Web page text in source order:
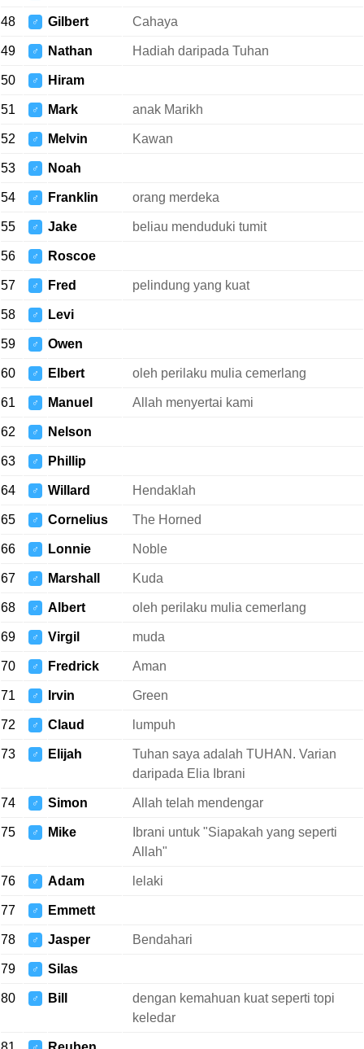
48 ♂ Gilbert Cahaya
49 ♂ Nathan Hadiah daripada Tuhan
50 ♂ Hiram
51 ♂ Mark anak Marikh
52 ♂ Melvin Kawan
53 ♂ Noah
54 ♂ Franklin orang merdeka
55 ♂ Jake beliau menduduki tumit
56 ♂ Roscoe
57 ♂ Fred pelindung yang kuat
58 ♂ Levi
59 ♂ Owen
60 ♂ Elbert oleh perilaku mulia cemerlang
61 ♂ Manuel Allah menyertai kami
62 ♂ Nelson
63 ♂ Phillip
64 ♂ Willard Hendaklah
65 ♂ Cornelius The Horned
66 ♂ Lonnie Noble
67 ♂ Marshall Kuda
68 ♂ Albert oleh perilaku mulia cemerlang
69 ♂ Virgil muda
70 ♂ Fredrick Aman
71 ♂ Irvin Green
72 ♂ Claud lumpuh
73 ♂ Elijah
Tuhan saya adalah TUHAN. Varian
daripada Elia Ibrani
74 ♂ Simon Allah telah mendengar
75 ♂ Mike
Ibrani untuk "Siapakah yang seperti
Allah"
76 ♂ Adam lelaki
77 ♂ Emmett
78 ♂ Jasper Bendahari
79 ♂ Silas
80 ♂ Bill
dengan kemahuan kuat seperti topi
keledar